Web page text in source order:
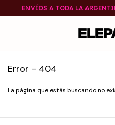
ENVÍOS A TODA LA
Error - 404
La página que estás buscando no